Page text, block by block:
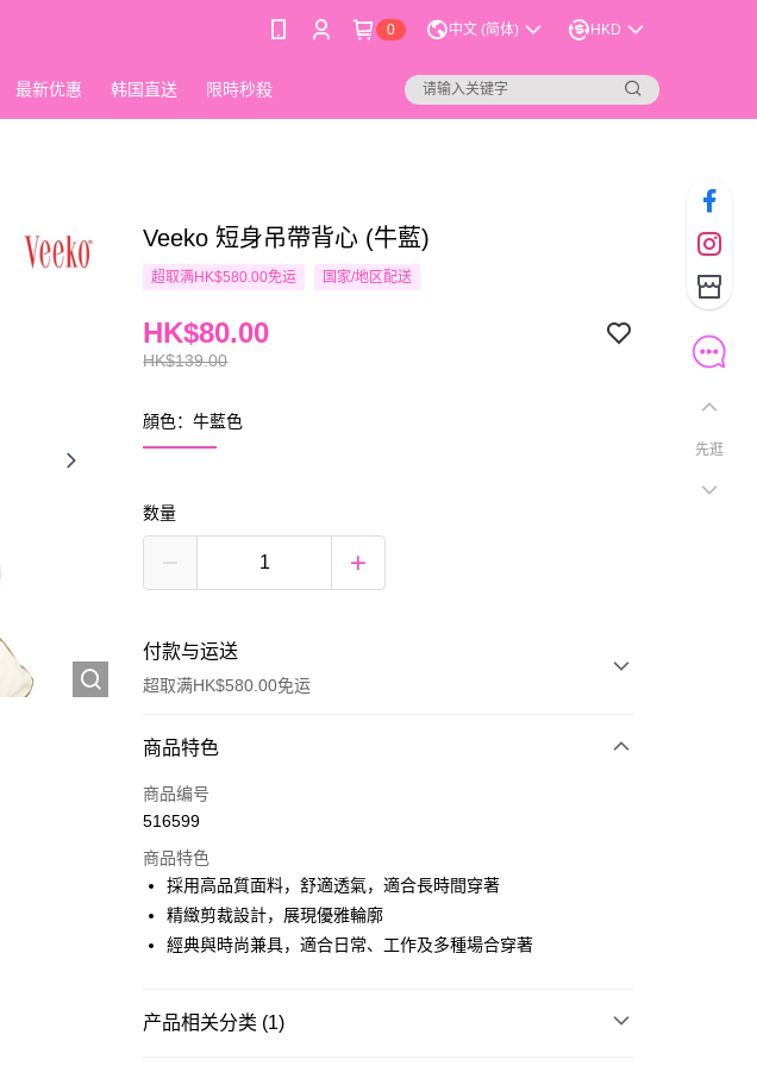
0 中文 (简体) HKD
最新优惠 韩国直送 限時秒殺
Veeko 短身吊帶背心 (牛藍)
超取满HK$580.00免运 国家/地区配送
HK$139.00
HK$80.00
顔色：牛藍色
数量
付款与运送
超取满HK$580.00免运
付款方式
信用卡
Google Pay
AlipayHK
WeChat Pay
商品特色
商品编号
516599
商品特色
採用高品質面料，舒適透氣，適合長時間穿著
精緻剪裁設計，展現優雅輪廓
經典與時尚兼具，適合日常、工作及多種場合穿著
产品相关分类 (1)
先逛